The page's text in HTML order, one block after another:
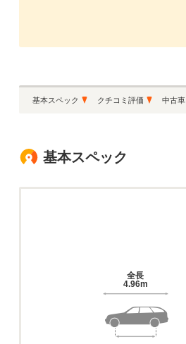
基本スペック クチコミ評価 中古車
基本スペック
全長
4.96m